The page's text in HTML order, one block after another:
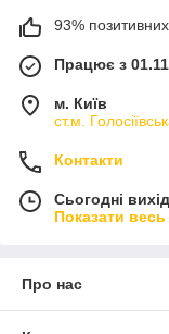
93% позитивних
Працює з
м. Київ
ст.м.
Контакти
Сьогодні
Показати
Про нас